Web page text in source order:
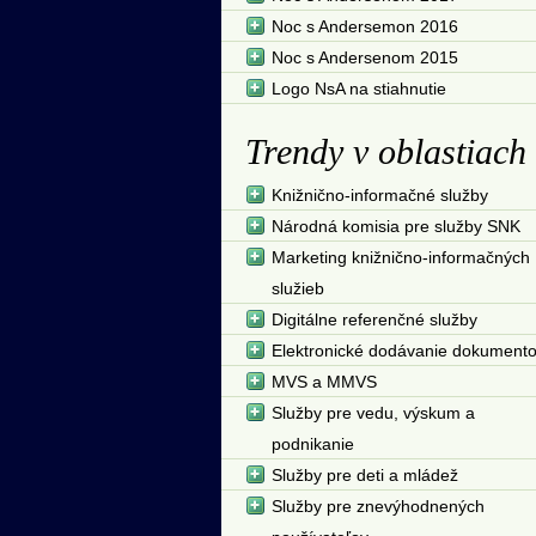
Noc s Andersemon 2016
Noc s Andersenom 2015
Logo NsA na stiahnutie
Trendy v oblastiach
Knižnično-informačné služby
Národná komisia pre služby SNK
Marketing knižnično-informačných
služieb
Digitálne referenčné služby
Elektronické dodávanie
MVS a MMVS
Služby pre vedu, výskum a
podnikanie
Služby pre deti a mládež
Služby pre znevýhodnených